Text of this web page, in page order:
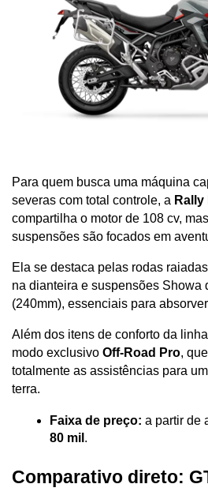
Para quem busca uma máquina
severas com total controle, a Rally
compartilha o motor de 108 cv,
suspensões são focados em
Ela se destaca pelas rodas
na dianteira e suspensões Showa
(240mm), essenciais para
Além dos itens de conforto da
modo exclusivo Off-Road Pro,
totalmente as assistências para
terra.
Faixa de preço: a partir de
80 mil .
Comparativo direto: